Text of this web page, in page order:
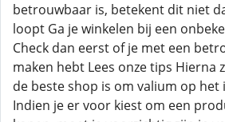
betrouwbaar is, betekent dit niet
loopt Ga je winkelen bij een
Check dan eerst of je met een
maken hebt Lees onze tips Hierna
de beste shop is om valium op
Indien je er voor kiest om een